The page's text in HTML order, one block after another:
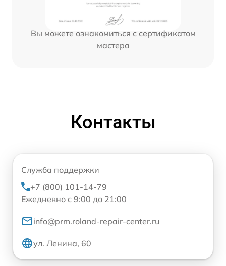
Вы можете ознакомиться с сертификатом
мастера
Контакты
Служба поддержки
+7 (800) 101-14-79
Ежедневно с 9:00 до 21:00
info@prm.roland-repair-center.ru
ул. Ленина, 60